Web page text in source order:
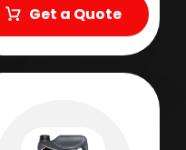
Get a Quote